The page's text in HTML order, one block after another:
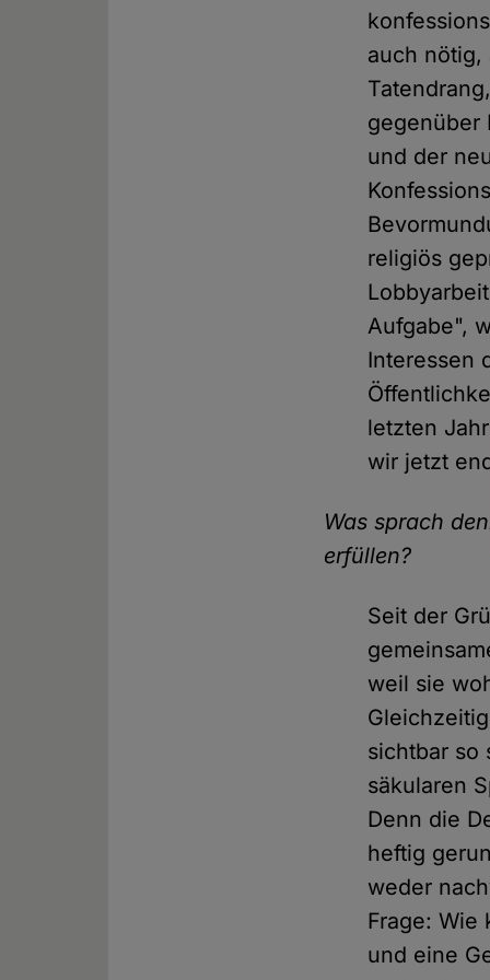
auch
gegenüber
und der
religiös
Aufgabe",
Interessen
letzten
wir jetzt
Was sprach
erfüllen?
Seit der
weil sie
sichtbar so
säkularen
Denn die
heftig
weder
Frage:
und eine